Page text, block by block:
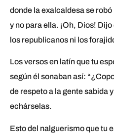
donde la exalcaldesa se
y no para ella. ¡Oh, Dios!
los republicanos ni los
Los versos en latín que tu
según él sonaban así:
de respeto a la gente sabida
echárselas.
Esto del nalguerismo que tu